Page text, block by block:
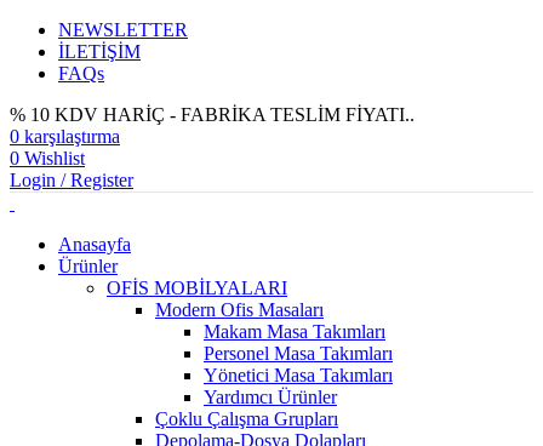
NEWSLETTER
İLETİŞİM
FAQs
% 10 KDV HARİÇ - FABRİKA TESLİM FİYATI..
0 karşılaştırma
0 Wishlist
Login / Register
Anasayfa
Ürünler
OFİS MOBİLYALARI
Modern Ofis Masaları
Makam Masa Takımları
Personel Masa Takımları
Yönetici Masa Takımları
Yardımcı Ürünler
Çoklu Çalışma Grupları
Depolama-Dosya Dolapları